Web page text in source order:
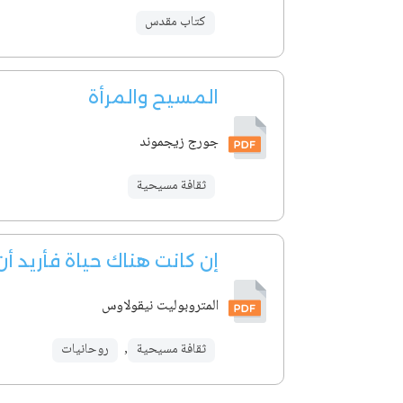
كتاب مقدس
المسيح والمرأة
جورج زيجموند
ثقافة مسيحية
إن كانت هناك حياة فأريد
المتروبوليت نيقولاوس
ثقافة مسيحية , روحانيات